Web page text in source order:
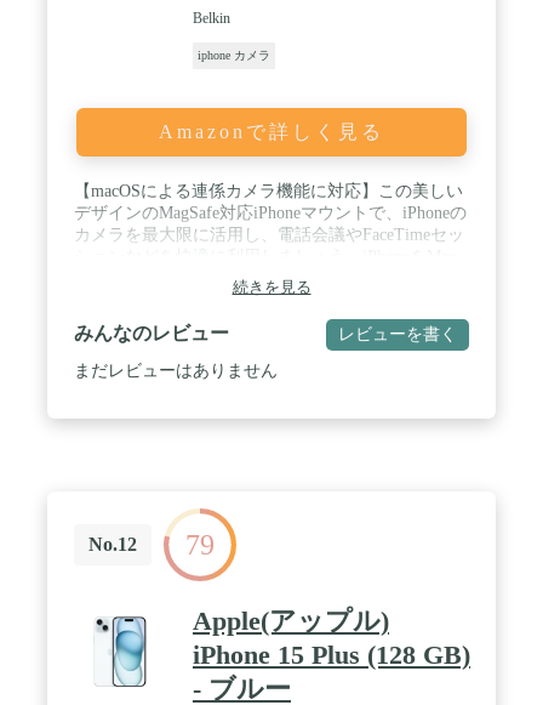
Belkin
iphone カメラ
Amazonで詳しく見る
【macOSによる連係カメラ機能に対応】この美しい
デザインのMagSafe対応iPhoneマウントで、iPhoneの
カメラを最大限に活用し、電話会議やFaceTimeセッ
ノートブックに取り付けるだけで、最新バージョン
のmacOSに搭載された連係カメラ機能を利用でき、
追加の機器やツールなしでビデオ通話体験を向上さ
せることができます。MacノートブックとiPhoneの
パーフェクトなコラボレーションです。 /
在】マグネット式のiPhoneマウントを使えば、ビデ
オ通話に縦向きと横向きを使うことができます。
iPhoneを反転させるだけで、どちらの向きでもハン
ズフリーでストリーミングや録画ができます。 /
【リンググリップとキックスタンドにも】リンググ
リップまたはキックスタンドとしても使用できま
す。ミニマムであり洗練されたデザインは、Macノ
ートブックとiPhoneのセットアップを完璧に補完す
ることができます。 / 【対応デバイス】MacBook Air
続きを見る
みんなのレビュー レビューを書く
まだレビューはありません
No.12 79
Apple(アップル)
iPhone 15 Plus (128 GB)
- ブルー